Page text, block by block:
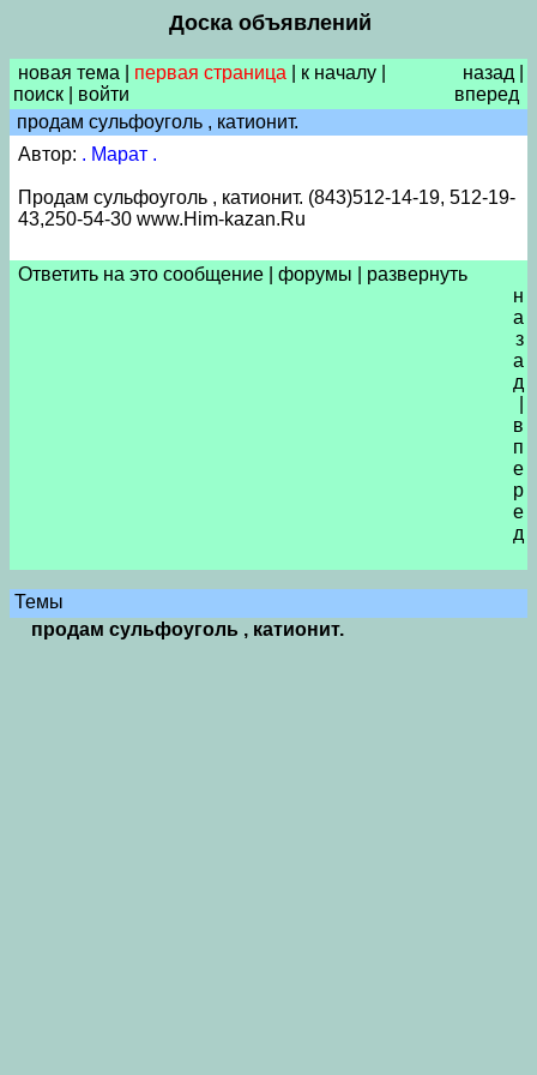
Доска объявлений
новая тема первая страница к началу
поиск
войти
назад
вперед
продам сульфоуголь , катионит.
Автор: . Марат .
Продам сульфоуголь , катионит. (843)512-14-19, 512-19-
43,250-54-30 www.Him-kazan.Ru
Ответить на это сообщение форумы
развернуть
н
а
з
а
д
в
п
е
р
е
д
Темы
продам сульфоуголь , катионит.